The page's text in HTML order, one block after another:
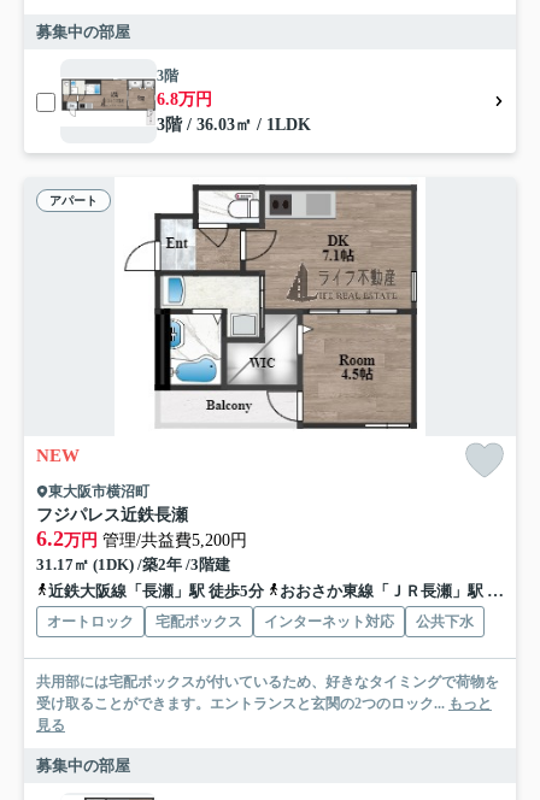
募集中の部屋
3階
6.8万円
3階 / 36.03㎡ / 1LDK
アパート
NEW
東大阪市横沼町
フジパレス近鉄長瀬
6.2万円 管理/共益費5,200円
31.17㎡ (1DK) /築2年 /3階建
近鉄大阪線「長瀬」駅 徒歩5分
おおさか東線「ＪＲ長瀬」駅 徒歩9分
オートロック 宅配ボックス インターネット対応 公共下水
共用部には宅配ボックスが付いているため、好きなタイミングで荷物を
受け取ることができます。エントランスと玄関の2つのロック... もっと
見る
募集中の部屋